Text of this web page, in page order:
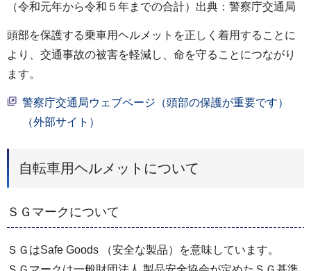
（令和元年から令和５年までの合計）出典：警察庁交通局
頭部を保護する乗車用ヘルメットを正しく着用することに
より、交通事故の被害を軽減し、命を守ることにつながり
ます。
警察庁交通局ウェブページ（頭部の保護が重要です）
（外部サイト）
自転車用ヘルメットについて
ＳＧマークについて
ＳＧはSafe Goods （安全な製品）を意味しています。